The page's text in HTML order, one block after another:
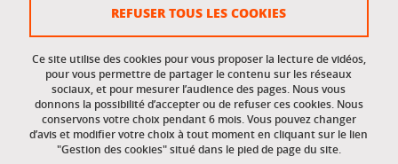
Accessibilité : non conforme
Accès réservés
Intranet des étudiants et des personnels
Ce site utilise des cookies pour vous proposer la lecture de vidéos,
pour vous permettre de partager le contenu sur les réseaux
sociaux, et pour mesurer l’audience des pages. Nous vous
donnons la possibilité d’accepter ou de refuser ces cookies. Nous
conservons votre choix pendant 6 mois. Vous pouvez changer
d’avis et modifier votre choix à tout moment en cliquant sur le lien
"Gestion des cookies" situé dans le pied de page du site.
REFUSER TOUS LES COOKIES